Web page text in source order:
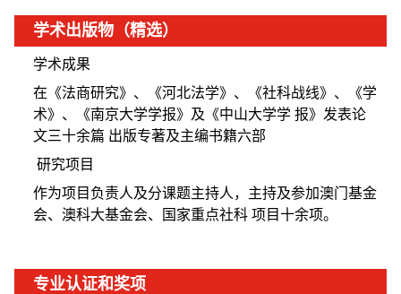
学术出版物（精选）
学术成果
在《法商研究》、《河北法学》、《社科战线》、《学
术》、《南京大学学报》及《中山大学学 报》发表论
文三十余篇 出版专著及主编书籍六部
研究项目
作为项目负责人及分课题主持人，主持及参加澳门基金
会、澳科大基金会、国家重点社科 项目十余项。
专业认证和奖项